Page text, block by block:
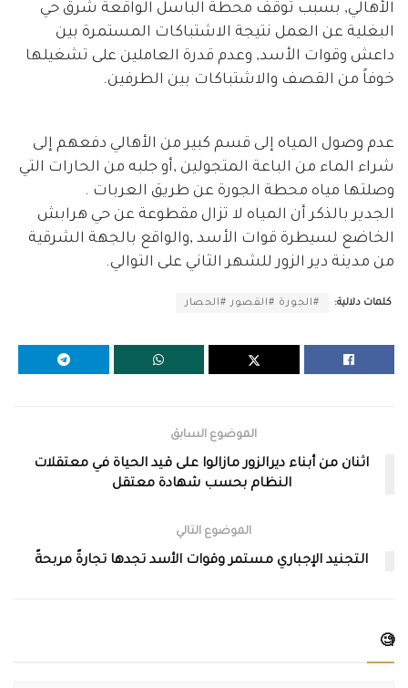
الأهالي, بسبب توقف محطة الباسل الواقعة شرق حي
البغلية عن العمل نتيجة الاشتباكات المستمرة بين
داعش وقوات الأسد, وعدم قدرة العاملين على تشغيلها
خوفاً من القصف والاشتباكات بين الطرفين.
عدم وصول المياه إلى قسم كبير من الأهالي دفعهم إلى
شراء الماء من الباعة المتجولين ,أو جلبه من الحارات التي
وصلتها مياه محطة الجورة عن طريق العربات .
الجدير بالذكر أن المياه لا تزال مقطوعة عن حي هرابش
الخاضع لسيطرة قوات الأسد ,والواقع بالجهة الشرقية
من مدينة دير الزور للشهر الثاني على التوالي.
كلمات دلالية: #الجورة #القصور #الحصار
الموضوع السابق
اثنان من أبناء ديرالزور مازالوا على قيد الحياة في معتقلات
النظام بحسب شهادة معتقل
الموضوع التالي
التجنيد الإجباري مستمر وقوات الأسد تجدها تجارةً مربحةً
🧐